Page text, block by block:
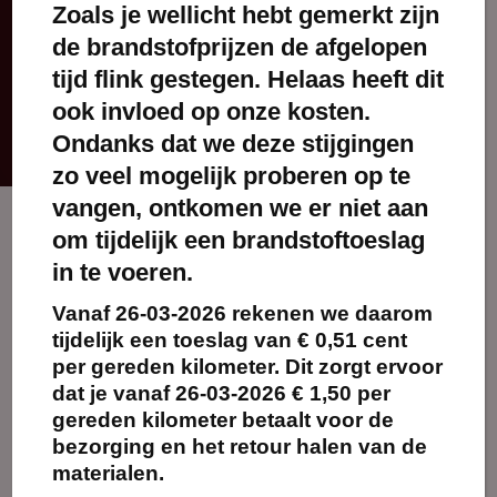
professionele fontein
FILTERS TOEPASSEN
Maak
favoriet!
Chocoladefontein 6
lagen
Zoals je wellicht hebt gemerkt zijn
de brandstofprijzen de afgelopen
tijd flink gestegen. Helaas heeft dit
ook invloed op onze kosten.
Ondanks dat we deze stijgingen
zo veel mogelijk proberen op te
vangen, ontkomen we er niet aan
om tijdelijk een brandstoftoeslag
in te voeren.
Vanaf26-03-2026 rekenen we daarom
tijdelijk een toeslag van € 0,51 cent
per gereden kilometer. Dit zorgt ervoor
dat je vanaf 26-03-2026 € 1,50 per
gereden kilometer betaalt voor de
bezorging en het retour halen van de
materialen.